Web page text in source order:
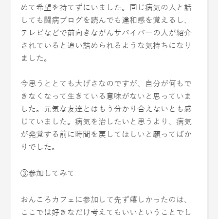
めて希望を持てずにいました。同じ病気の人と話
しても闘病ブログを読んでも違和感を覚えるし、
テレビなどで前向きながんサバイバーの人が紹介
されていると追い詰められるような気持ちになり
ました。
今思うととても大げさなのですが、自分が何もで
きなくなって生きている意味がないと思っていま
した。元気な友達とはもう分かり合えないとも感
じていました。病気を治したいと思うより、病気
が発覚する前に時間を戻してほしいと願ってばか
りでした。
③参加してみて
おんころカフェに参加して先ず嬉しかったのは、
ここでは好きなだけ考えてもいいということでし